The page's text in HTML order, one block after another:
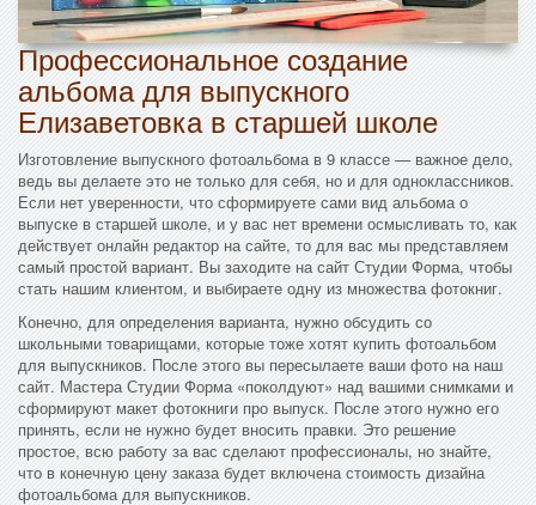
Профессиональное создание
альбома для выпускного
Елизаветовка в старшей школе
Изготовление выпускного фотоальбома в 9 классе — важное дело,
ведь вы делаете это не только для себя, но и для одноклассников.
Если нет уверенности, что сформируете сами вид альбома о
выпуске в старшей школе, и у вас нет времени осмысливать то, как
действует онлайн редактор на сайте, то для вас мы представляем
самый простой вариант. Вы заходите на сайт Студии Форма, чтобы
стать нашим клиентом, и выбираете одну из множества фотокниг.
Конечно, для определения варианта, нужно обсудить со
школьными товарищами, которые тоже хотят купить фотоальбом
для выпускников. После этого вы пересылаете ваши фото на наш
сайт. Мастера Студии Форма «поколдуют» над вашими снимками и
сформируют макет фотокниги про выпуск. После этого нужно его
принять, если не нужно будет вносить правки. Это решение
простое, всю работу за вас сделают профессионалы, но знайте,
что в конечную цену заказа будет включена стоимость дизайна
фотоальбома для выпускников.